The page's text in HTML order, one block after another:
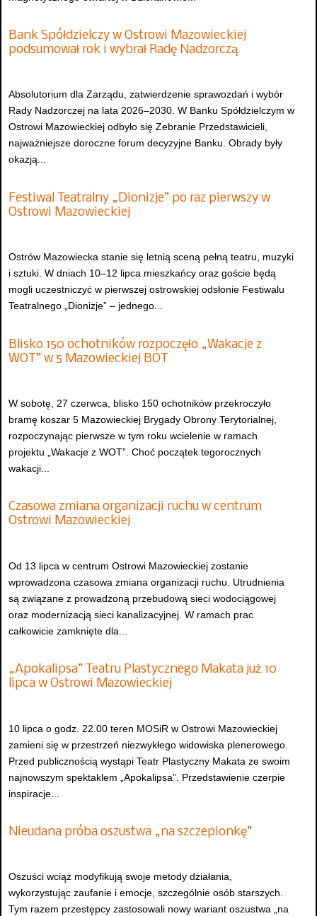
Bank Spółdzielczy w Ostrowi Mazowieckiej
podsumował rok i wybrał Radę Nadzorczą
Absolutorium dla Zarządu, zatwierdzenie sprawozdań i wybór
Rady Nadzorczej na lata 2026–2030. W Banku Spółdzielczym w
Ostrowi Mazowieckiej odbyło się Zebranie Przedstawicieli,
najważniejsze doroczne forum decyzyjne Banku. Obrady były
okazją...
Festiwal Teatralny „Dionizje” po raz pierwszy w
Ostrowi Mazowieckiej
Ostrów Mazowiecka stanie się letnią sceną pełną teatru, muzyki
i sztuki. W dniach 10–12 lipca mieszkańcy oraz goście będą
mogli uczestniczyć w pierwszej ostrowskiej odsłonie Festiwalu
Teatralnego „Dionizje” – jednego...
Blisko 150 ochotników rozpoczęło „Wakacje z
WOT” w 5 Mazowieckiej BOT
W sobotę, 27 czerwca, blisko 150 ochotników przekroczyło
bramę koszar 5 Mazowieckiej Brygady Obrony Terytorialnej,
rozpoczynając pierwsze w tym roku wcielenie w ramach
projektu „Wakacje z WOT”. Choć początek tegorocznych
wakacji...
Czasowa zmiana organizacji ruchu w centrum
Ostrowi Mazowieckiej
Od 13 lipca w centrum Ostrowi Mazowieckiej zostanie
wprowadzona czasowa zmiana organizacji ruchu. Utrudnienia
są związane z prowadzoną przebudową sieci wodociągowej
oraz modernizacją sieci kanalizacyjnej. W ramach prac
całkowicie zamknięte dla...
„Apokalipsa” Teatru Plastycznego Makata już 10
lipca w Ostrowi Mazowieckiej
10 lipca o godz. 22.00 teren MOSiR w Ostrowi Mazowieckiej
zamieni się w przestrzeń niezwykłego widowiska plenerowego.
Przed publicznością wystąpi Teatr Plastyczny Makata ze swoim
najnowszym spektaklem „Apokalipsa”. Przedstawienie czerpie
inspiracje...
Nieudana próba oszustwa „na szczepionkę”
Oszuści wciąż modyfikują swoje metody działania,
wykorzystując zaufanie i emocje, szczególnie osób starszych.
Tym razem przestępcy zastosowali nowy wariant oszustwa „na